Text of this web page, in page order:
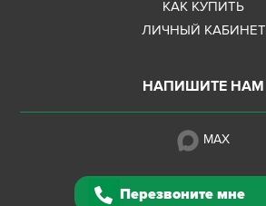
КАК КУПИТЬ
ЛИЧНЫЙ КАБИНЕТ
НАПИШИТЕ НАМ
MAX
Перезвоните мне